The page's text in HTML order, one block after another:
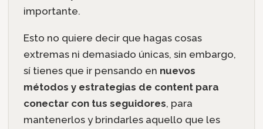
importante.
Esto no quiere decir que hagas cosas
extremas ni demasiado únicas, sin embargo,
sí tienes que ir pensando en nuevos
métodos y estrategias de content para
conectar con tus seguidores, para
mantenerlos y brindarles aquello que les